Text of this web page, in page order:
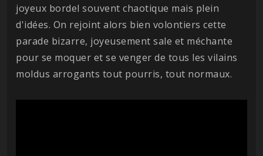
joyeux bordel souvent chaotique mais plein
d'idées. On rejoint alors bien volontiers cette
parade bizarre, joyeusement sale et méchante
pour se moquer et se venger de tous les vilains
moldus arrogants tout pourris, tout normaux.